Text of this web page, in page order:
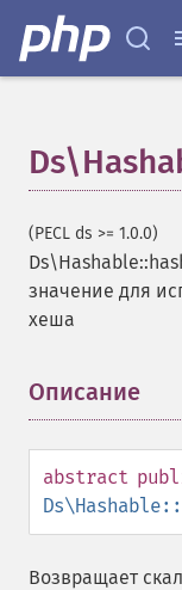
(PECL ds >= 1.0.0)
значение для
хеша
Описание
abstract
Возвращает